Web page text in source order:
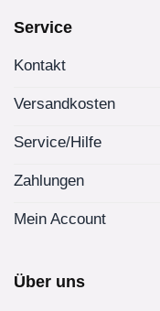
Service
Kontakt
Versandkosten
Service/Hilfe
Zahlungen
Mein Account
Über uns